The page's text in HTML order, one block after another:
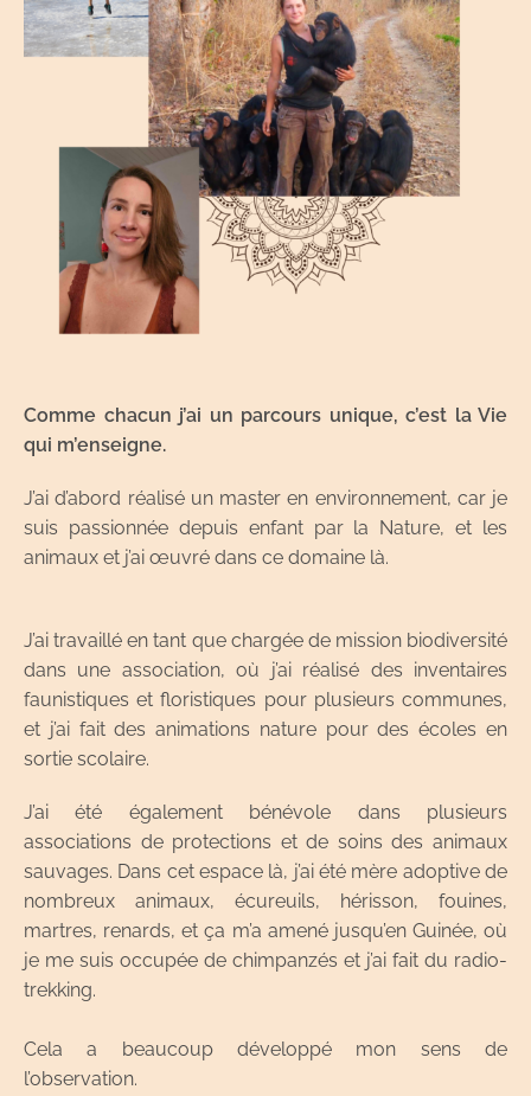
Comme chacun j’ai un parcours unique, c’est la Vie
qui m’enseigne.
J’ai d’abord réalisé un master en environnement, car je
suis passionnée depuis enfant par la Nature, et les
animaux et j’ai œuvré dans ce domaine là.
J’ai travaillé en tant que chargée de mission biodiversité
dans une association, où j’ai réalisé des inventaires
faunistiques et floristiques pour plusieurs communes,
et j’ai fait des animations nature pour des écoles en
sortie scolaire.
J’ai été également bénévole dans plusieurs
associations de protections et de soins des animaux
sauvages. Dans cet espace là, j’ai été mère adoptive de
nombreux animaux, écureuils, hérisson, fouines,
martres, renards, et ça m’a amené jusqu’en Guinée, où
je me suis occupée de chimpanzés et j’ai fait du radio-
trekking.
Cela a beaucoup développé mon sens de
l’observation.